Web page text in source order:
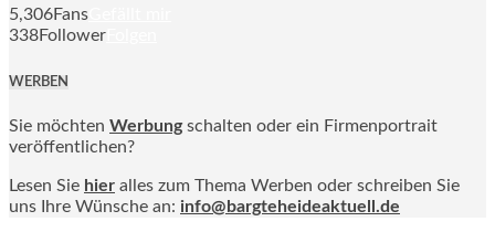
5,306Fans
338Follower
WERBEN
Sie möchten Werbung schalten oder ein Firmenportrait
veröffentlichen?
Lesen Sie hier alles zum Thema Werben oder schreiben Sie
uns Ihre Wünsche an: info@bargteheideaktuell.de